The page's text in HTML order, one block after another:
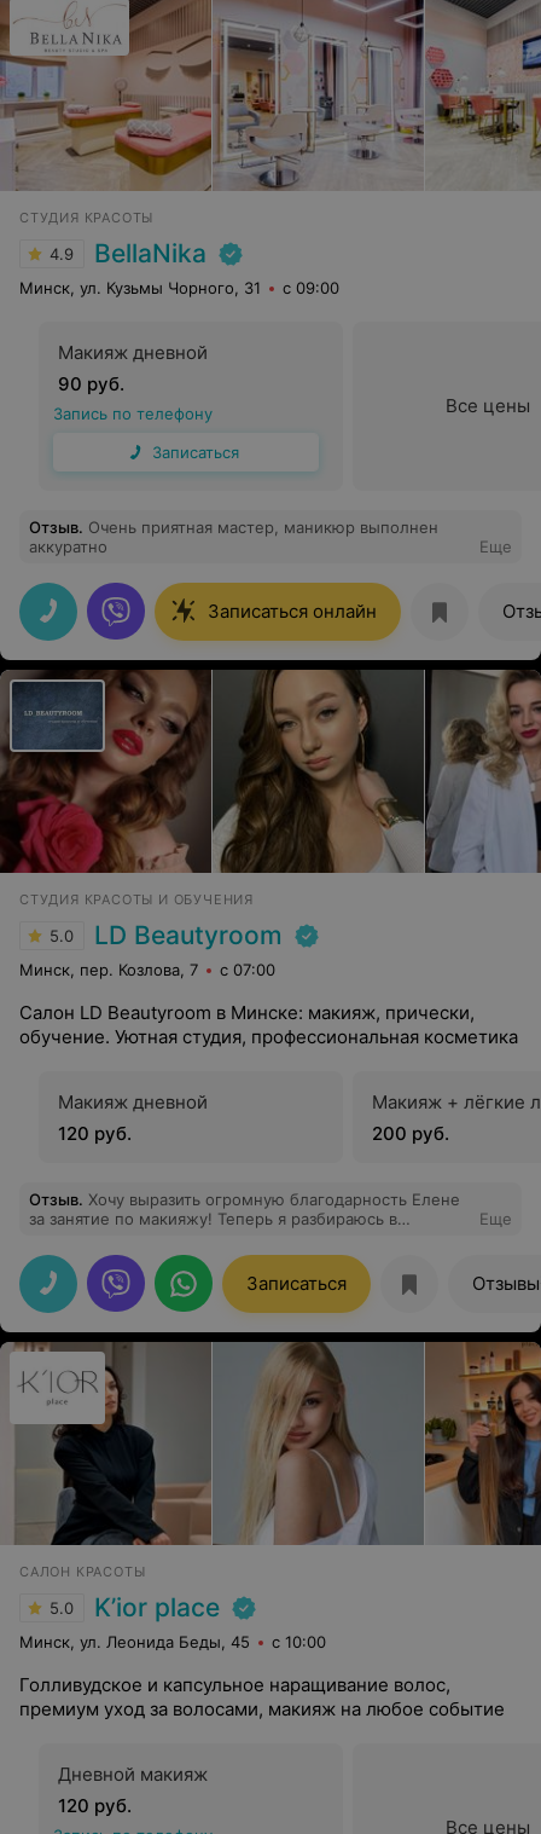
СТУДИЯ КРАСОТЫ
4.9 BellaNika
Минск, ул. Кузьмы Чорного, 31 с 09:00
Макияж дневной
90 руб.
Запись по телефону
Записаться
Все цены
Отзыв. Очень приятная мастер, маникюр выполнен
аккуратно
Еще
Записаться онлайн
СТУДИЯ КРАСОТЫ И ОБУЧЕНИЯ
5.0 LD Beautyroom
Минск, пер. Козлова, 7 с 07:00
Салон LD Beautyroom в Минске: макияж, прически,
обучение. Уютная студия, профессиональная косметика
Макияж дневной
120 руб.
Макияж + лёгкие
200 руб.
Отзыв. Хочу выразить огромную благодарность Елене
за занятие по макияжу! Теперь я разбираюсь в
также могу сделать себе красивый естественный
макияж!
Еще
Записаться Отзывы
САЛОН КРАСОТЫ
5.0 K’ior place
Минск, ул. Леонида Беды, 45 с 10:00
Голливудское и капсульное наращивание волос,
премиум уход за волосами, макияж на любое событие
Дневной макияж
120 руб.
Все цены